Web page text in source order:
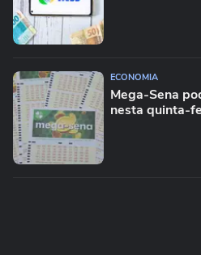
ECONOMIA
Mega-Sena
nesta quinta-